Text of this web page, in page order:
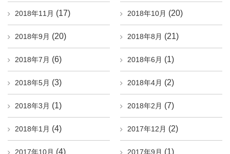
2018年11月 (17) 2018年10月 (20)
2018年9月 (20) 2018年8月 (21)
2018年7月 (6) 2018年6月 (1)
2018年5月 (3) 2018年4月 (2)
2018年3月 (1) 2018年2月 (7)
2018年1月 (4) 2017年12月 (2)
2017年10月 (4) 2017年9月 (1)